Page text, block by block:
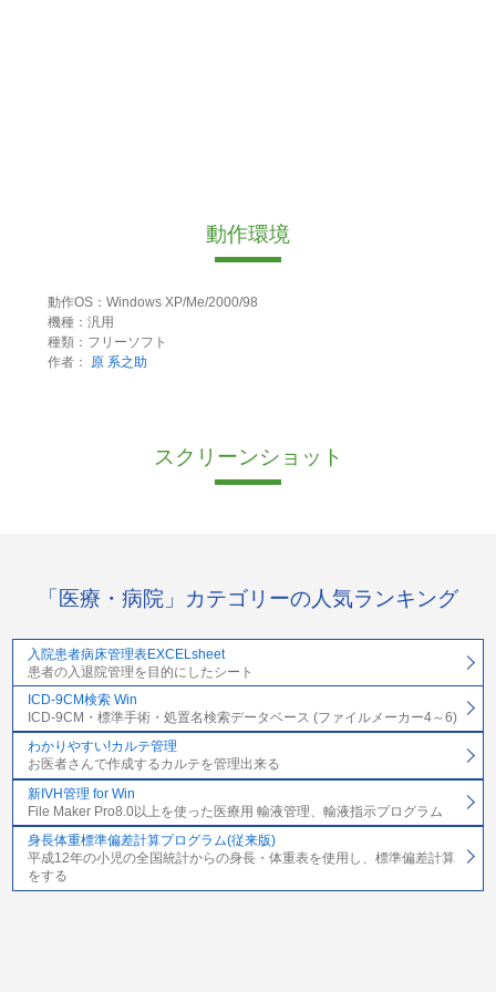
動作環境
動作OS：Windows XP/Me/2000/98
機種：汎用
種類：フリーソフト
作者：
原 系之助
スクリーンショット
「医療・病院」カテゴリーの人気ランキング
入院患者病床管理表EXCELsheet
患者の入退院管理を目的にしたシート
ICD-9CM検索 Win
ICD-9CM・標準手術・処置名検索データベース (ファイルメーカー4～6)
わかりやすい!カルテ管理
お医者さんで作成するカルテを管理出来る
新IVH管理 for Win
File Maker Pro8.0以上を使った医療用 輸液管理、輸液指示プログラム
身長体重標準偏差計算プログラム(従来版)
平成12年の小児の全国統計からの身長・体重表を使用し、標準偏差計算
をする